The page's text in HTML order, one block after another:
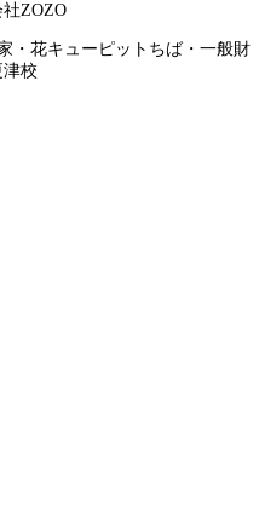
ZOZO
花キューピットちば・一般財
校